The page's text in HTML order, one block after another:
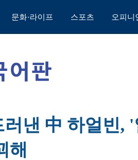
문화·라이프 스포츠 오피니
낸 中 하얼빈,
해